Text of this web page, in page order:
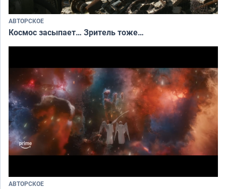
АВТОРСКОЕ
Космос засыпает… Зритель тоже…
АВТОРСКОЕ